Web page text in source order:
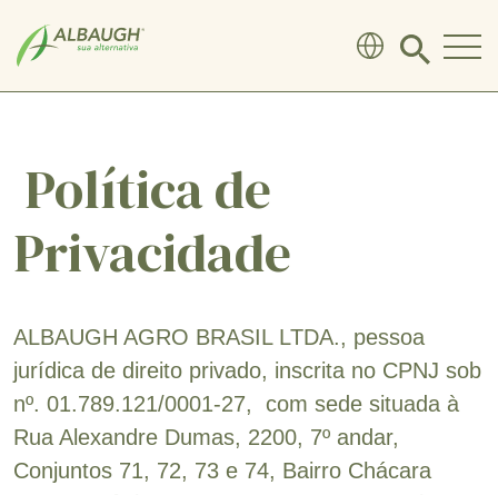
Click
search
Política de
Privacidade
ALBAUGH AGRO BRASIL LTDA., pessoa
jurídica de direito privado, inscrita no CPNJ sob
nº. 01.789.121/0001-27, com sede situada à
Rua Alexandre Dumas, 2200, 7º andar,
Conjuntos 71, 72, 73 e 74, Bairro Chácara